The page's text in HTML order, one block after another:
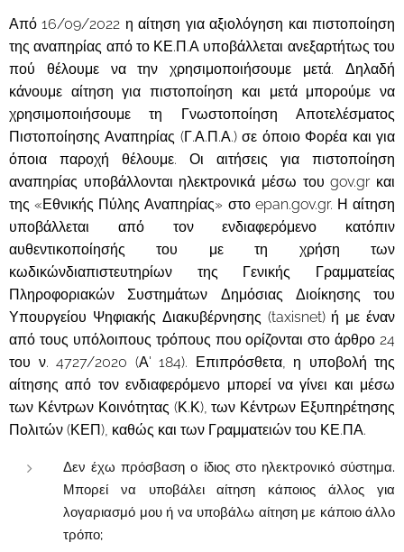
Από 16/09/2022 η αίτηση για αξιολόγηση και πιστοποίηση
της αναπηρίας από το ΚΕ.Π.Α υποβάλλεται ανεξαρτήτως του
πού θέλουμε να την χρησιμοποιήσουμε μετά. Δηλαδή
κάνουμε αίτηση για πιστοποίηση και μετά μπορούμε να
χρησιμοποιήσουμε τη Γνωστοποίηση Αποτελέσματος
Πιστοποίησης Αναπηρίας (Γ.Α.Π.Α.) σε όποιο Φορέα και για
όποια παροχή θέλουμε. Οι αιτήσεις για πιστοποίηση
αναπηρίας υποβάλλονται ηλεκτρονικά μέσω του gov.gr και
της «Εθνικής Πύλης Αναπηρίας» στο epan.gov.gr. Η αίτηση
υποβάλλεται από τον ενδιαφερόμενο κατόπιν
αυθεντικοποίησής του με τη χρήση των
κωδικώνδιαπιστευτηρίων της Γενικής Γραμματείας
Πληροφοριακών Συστημάτων Δημόσιας Διοίκησης του
Υπουργείου Ψηφιακής Διακυβέρνησης (taxisnet) ή με έναν
από τους υπόλοιπους τρόπους που ορίζονται στο άρθρο 24
του ν. 4727/2020 (Α' 184). Επιπρόσθετα, η υποβολή της
αίτησης από τον ενδιαφερόμενο μπορεί να γίνει και μέσω
των Κέντρων Κοινότητας (Κ.Κ), των Κέντρων Εξυπηρέτησης
Πολιτών (ΚΕΠ), καθώς και των Γραμματειών του ΚΕ.ΠΑ.
Δεν έχω πρόσβαση ο ίδιος στο ηλεκτρονικό σύστημα.
Μπορεί να υποβάλει αίτηση κάποιος άλλος για
λογαριασμό μου ή να υποβάλω αίτηση με κάποιο άλλο
τρόπο;